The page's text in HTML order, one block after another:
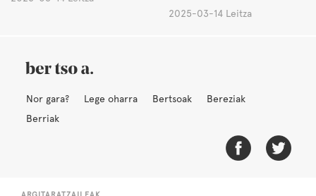
2025-03-14 Leitza
Nor gara? Lege oharra Bertsoak
Bereziak
Berriak